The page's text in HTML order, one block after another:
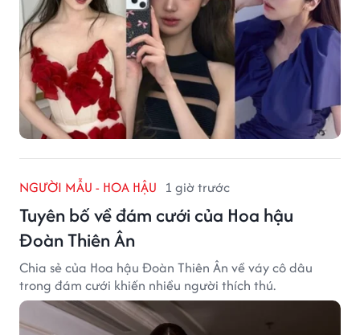
NGƯỜI MẪU - HOA HẬU 1 giờ trước
Tuyên bố về đám cưới của Hoa hậu
Đoàn Thiên Ân
Chia sẻ của Hoa hậu Đoàn Thiên Ân về váy cô dâu
trong đám cưới khiến nhiều người thích thú.